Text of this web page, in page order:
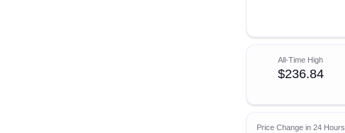
All-Time High
$236.84
Price Change in 24 Hours